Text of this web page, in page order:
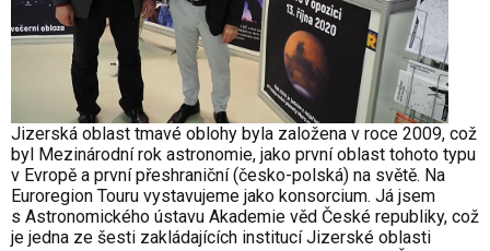
Jizerská oblast tmavé oblohy byla založena v roce 2009, což
byl Mezinárodní rok astronomie, jako první oblast tohoto typu
v Evropě a první přeshraniční (česko-polská) na světě. Na
Euroregion Touru vystavujeme jako konsorcium. Já jsem
s Astronomického ústavu Akademie věd České republiky, což
je jedna ze šesti zakládajících institucí Jizerské oblasti